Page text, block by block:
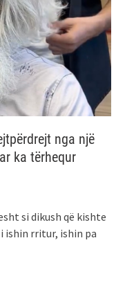
nga një
ka tërhequr
si dikush që kishte
ishin rritur, ishin pa